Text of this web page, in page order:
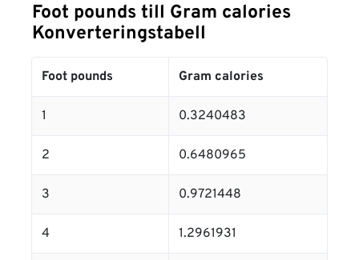
Foot pounds till Gram calories
Konverteringstabell
Foot pounds Gram calories
1 0.3240483
2 0.6480965
3 0.9721448
4 1.2961931